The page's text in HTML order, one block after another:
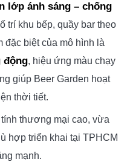
lớp ánh sáng – chống
trí khu bếp, quầy bar theo
đặc biệt của mô hình là
động, hiệu ứng màu chạy
giúp Beer Garden hoạt
thời tiết.
thương mại cao, vừa
hợp triển khai tại TPHCM
mạnh.